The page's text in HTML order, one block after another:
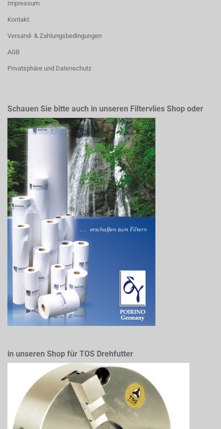
Impressum
Kontakt
Versand- & Zahlungsbedingungen
AGB
Privatsphäre und Datenschutz
Schauen Sie bitte auch in unseren Filtervlies Shop oder
in unseren Shop für TOS Drehfutter